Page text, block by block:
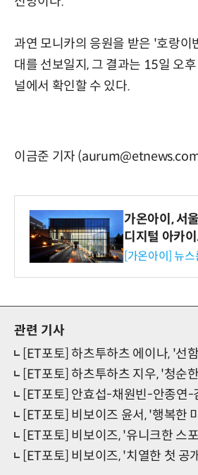
과연 모니카의 응원을 받은 '호랑이
대를 선보일지, 그 결과는 15일 오
널에서 확인할 수 있다.
이금준 기자
가온아이, 서
디지털 아카이
수행
[가온아이] 뉴
관련 기사
[ET포토] 하츠투하츠 에이나, '선
[ET포토] 하츠투하츠 지우, '청순
[ET포토] 안효섭-채원빈-안종연-김범
[ET포토] 비보이즈 윤서, '행복한
[ET포토] 비보이즈, '유니크한 스
[ET포토] 비보이즈, '치열한 첫 공